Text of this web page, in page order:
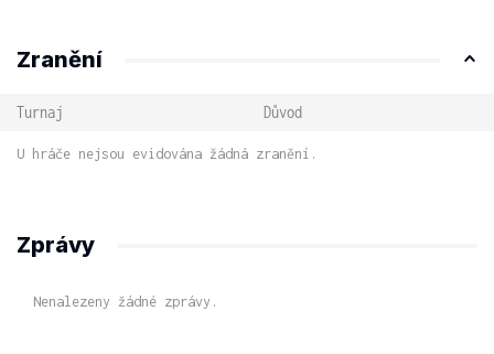
Zranění
Turnaj Důvod
U hráče nejsou evidována žádná zranění.
Zprávy
Nenalezeny žádné zprávy.